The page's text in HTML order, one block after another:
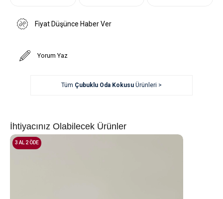
Fiyat Düşünce Haber Ver
Yorum Yaz
Tüm Çubuklu Oda KokusuÜrünleri >
İhtiyacınız Olabilecek Ürünler
3 AL 2 ÖDE